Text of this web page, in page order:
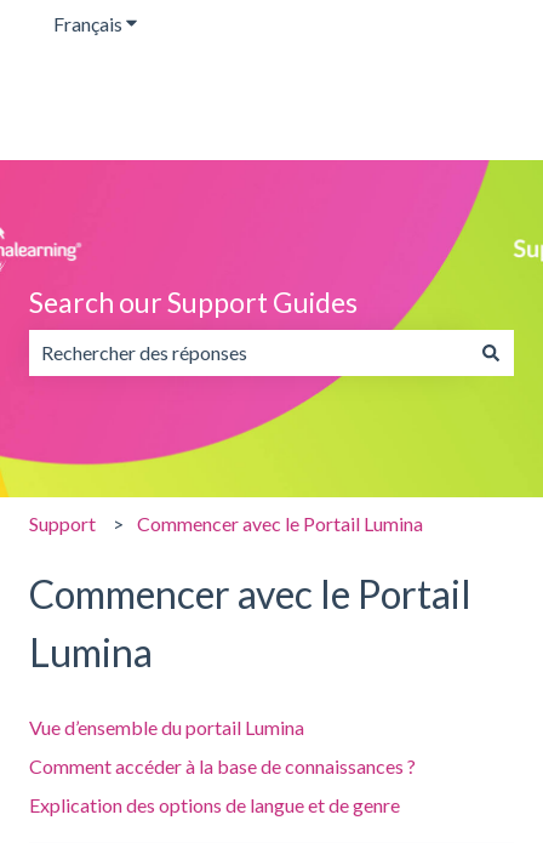
Français Afficher le sous-menu pour les traductions
Search our Support Guides
Il n'y a aucune suggestion car le champ de recherche est
Support Commencer avec le Portail Lumina
Commencer avec le Portail
Lumina
Vue d’ensemble du portail Lumina
Comment accéder à la base de connaissances ?
Explication des options de langue et de genre